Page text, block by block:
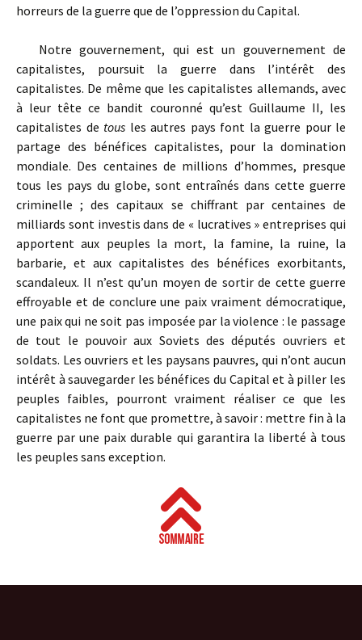
horreurs de la guerre que de l’oppression du Capital.
Notre gouvernement, qui est un gouvernement de
capitalistes, poursuit la guerre dans l’intérêt des
capitalistes. De même que les capitalistes allemands, avec
à leur tête ce bandit couronné qu’est Guillaume II, les
capitalistes de tous les autres pays font la guerre pour le
partage des bénéfices capitalistes, pour la domination
mondiale. Des centaines de millions d’hommes, presque
tous les pays du globe, sont entraînés dans cette guerre
criminelle ; des capitaux se chiffrant par centaines de
milliards sont investis dans de « lucratives » entreprises qui
apportent aux peuples la mort, la famine, la ruine, la
barbarie, et aux capitalistes des bénéfices exorbitants,
scandaleux. Il n’est qu’un moyen de sortir de cette guerre
effroyable et de conclure une paix vraiment démocratique,
une paix qui ne soit pas imposée par la violence : le passage
de tout le pouvoir aux Soviets des députés ouvriers et
soldats. Les ouvriers et les paysans pauvres, qui n’ont aucun
intérêt à sauvegarder les bénéfices du Capital et à piller les
peuples faibles, pourront vraiment réaliser ce que les
capitalistes ne font que promettre, à savoir : mettre fin à la
guerre par une paix durable qui garantira la liberté à tous
les peuples sans exception.